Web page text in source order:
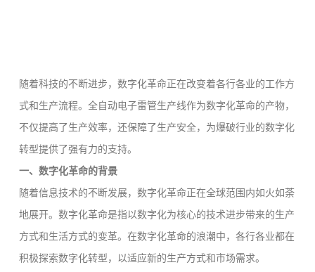
随着科技的不断进步，数字化革命正在改变着各行各业的工作方
式和生产流程。全自动电子雷管生产线作为数字化革命的产物，
不仅提高了生产效率，还保障了生产安全，为爆破行业的数字化
转型提供了强有力的支持。
一、数字化革命的背景
随着信息技术的不断发展，数字化革命正在全球范围内如火如荼
地展开。数字化革命是指以数字化为核心的技术进步带来的生产
方式和生活方式的变革。在数字化革命的浪潮中，各行各业都在
积极探索数字化转型，以适应新的生产方式和市场需求。